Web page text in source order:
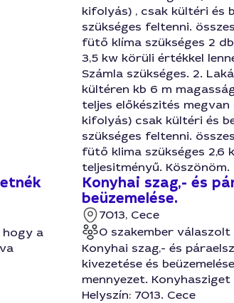
kifolyás) , csak kültéri és
szükséges feltenni.
fütő klíma szükséges 2
3,5 kw körüli értékkel
Számla szükséges. 2.
kültéren kb 6 m
teljes előkészités megvan
kifolyás) csak kültéri és
szükséges feltenni.
fütő klima szükséges 2,6
teljesitményű. Köszönöm.
hogy a
Konyhai szag,- és
beüzemelése.
7013, Cece
0 szakember válaszolt
Konyhai szag,- és
kivezetése és
mennyezet.
Helyszín: 7013. Cece